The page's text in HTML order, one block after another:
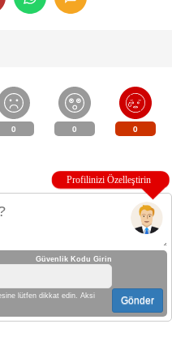
0 0 0
Güvenlik Kodu Girin
lütfen dikkat edin. Aksi
Gönder